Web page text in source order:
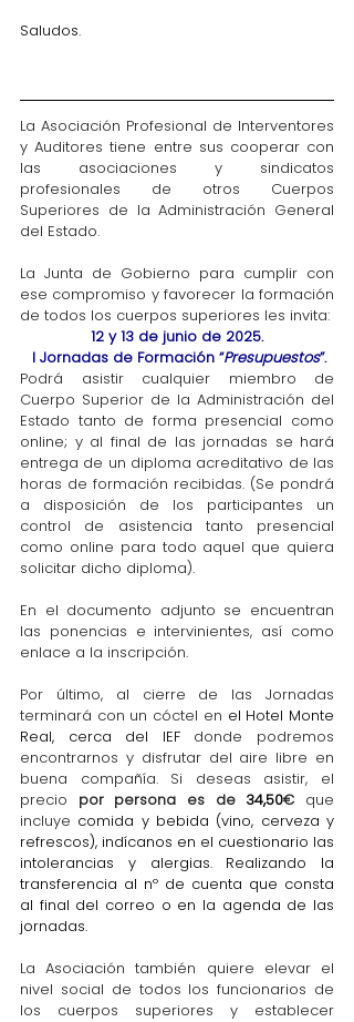
Saludos.
La Asociación Profesional de Interventores
y Auditores tiene entre sus cooperar con
las asociaciones y sindicatos
profesionales de otros Cuerpos
Superiores de la Administración General
del Estado.
La Junta de Gobierno para cumplir con
ese compromiso y favorecer la formación
de todos los cuerpos superiores les invita:
12 y 13 de junio de 2025.
I Jornadas de Formación “Presupuestos”.
Podrá asistir cualquier miembro de
Cuerpo Superior de la Administración del
Estado tanto de forma presencial como
online; y al final de las jornadas se hará
entrega de un diploma acreditativo de las
horas de formación recibidas. (Se pondrá
a disposición de los participantes un
control de asistencia tanto presencial
como online para todo aquel que quiera
solicitar dicho diploma).
En el documento adjunto se encuentran
las ponencias e intervinientes, así como
enlace a la inscripción.
Por último, al cierre de las Jornadas
terminará con un cóctel en el Hotel Monte
Real, cerca del IEF donde podremos
encontrarnos y disfrutar del aire libre en
buena compañía. Si deseas asistir, el
precio por persona es de 34,50€ que
incluye comida y bebida (vino, cerveza y
refrescos), indícanos en el cuestionario las
intolerancias y alergias. Realizando la
transferencia al nº de cuenta que consta
al final del correo o en la agenda de las
jornadas.
La Asociación también quiere elevar el
nivel social de todos los funcionarios de
los cuerpos superiores y establecer